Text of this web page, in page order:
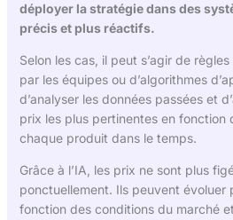
déployer la stratégie dans des
précis et plus réactifs.
Selon les cas, il peut s’agir de
par les équipes ou d’algorithmes
d’analyser les données passées et
prix les plus pertinentes en fonction
chaque produit dans le temps.
Grâce à l’IA, les prix ne sont plus
ponctuellement. Ils peuvent évoluer
fonction des conditions du marché